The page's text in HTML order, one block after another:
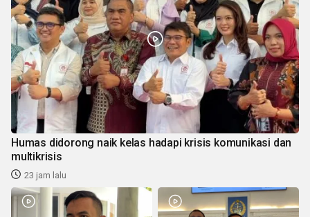
Humas didorong naik kelas hadapi krisis komunikasi dan
multikrisis
23 jam lalu